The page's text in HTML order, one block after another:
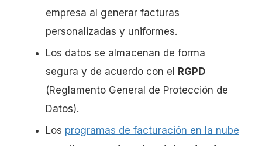
empresa al generar facturas
personalizadas y uniformes.
Los datos se almacenan de forma
segura y de acuerdo con el RGPD
(Reglamento General de Protección de
Datos).
Los programas de facturación en la nube